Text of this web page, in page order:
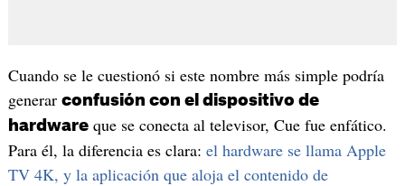
Cuando se le cuestionó si este nombre más simple podría
generar confusión con el dispositivo de
hardwareque se conecta al televisor, Cue fue enfático.
Para él, la diferencia es clara: el hardware se llama Apple
TV 4K, y la aplicación que aloja el contenido de